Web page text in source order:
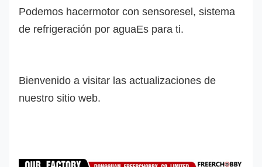
Podemos hacermotor con sensoresel, sistema
de refrigeración por aguaEs para ti.
Bienvenido a visitar las actualizaciones de
nuestro sitio web.